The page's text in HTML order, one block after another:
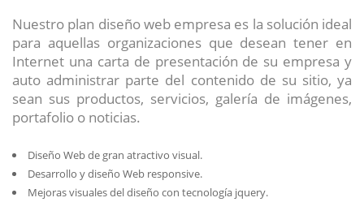
Nuestro plan diseño web empresa es la solución ideal
para aquellas organizaciones que desean tener en
Internet una carta de presentación de su empresa y
auto administrar parte del contenido de su sitio, ya
sean sus productos, servicios, galería de imágenes,
portafolio o noticias.
Diseño Web de gran atractivo visual.
Desarrollo y diseño Web responsive.
Mejoras visuales del diseño con tecnología jquery.